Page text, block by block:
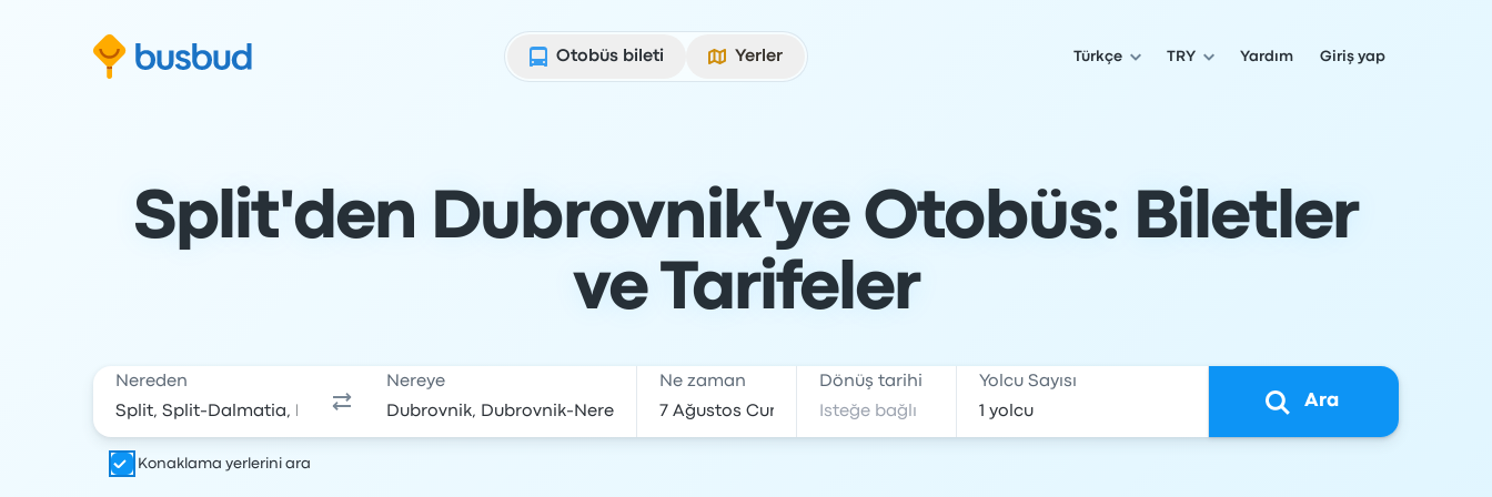
Otobüs bileti
Yerler Türkçe TRY Yardım Giriş yap
Split'den Dubrovnik'ye Otobüs: Biletler
ve Tarifeler
Nereden Nereye Ne zaman Dönüş tarihi Yolcu Sayısı
Ara
Konaklama yerlerini ara